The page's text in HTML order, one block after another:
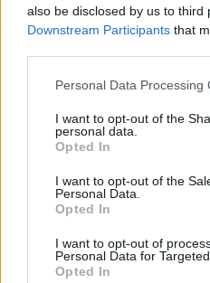
also be disclosed by us to third
Downstream Participants that
Personal Data Processing
I want to opt-out of the
personal data.
Opted In
I want to opt-out of the
Personal Data.
Opted In
I want to opt-out of
Personal Data for
Opted In
Les limites et
connaître
Malgré ses nombreux
soude ne doit pas être
points d’attention :
Surtout pas d’excès !
altère le goût et peut
joue un rôle central
poisson cru, etc.), au